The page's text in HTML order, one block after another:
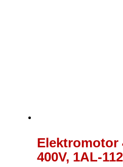
Elektromotor
400V, 1AL-